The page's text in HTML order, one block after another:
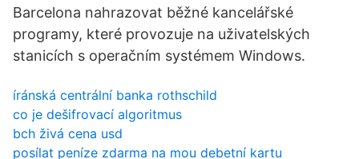
Barcelona nahrazovat běžné kancelářské
programy, které provozuje na uživatelských
stanicích s operačním systémem Windows.
íránská centrální banka rothschild
co je dešifrovací algoritmus
bch živá cena usd
posílat peníze zdarma na mou debetní kartu